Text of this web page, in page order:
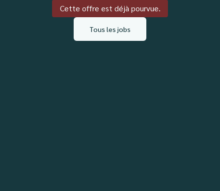
Cette offre est déjà pourvue.
Tous les jobs